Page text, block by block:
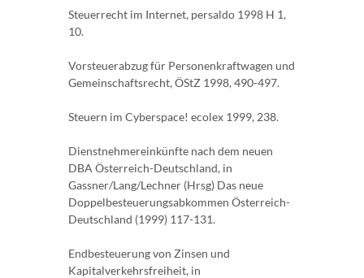
Steuerrecht im Internet, persaldo 1998 H 1,
10.
Vorsteuerabzug für Personenkraftwagen und
Gemeinschaftsrecht, ÖStZ 1998, 490-497.
Steuern im Cyberspace! ecolex 1999, 238.
Dienstnehmereinkünfte nach dem neuen
DBA Österreich-Deutschland, in
Gassner/Lang/Lechner (Hrsg) Das neue
Doppelbesteuerungsabkommen Österreich-
Deutschland (1999) 117-131.
Endbesteuerung von Zinsen und
Kapitalverkehrsfreiheit, in